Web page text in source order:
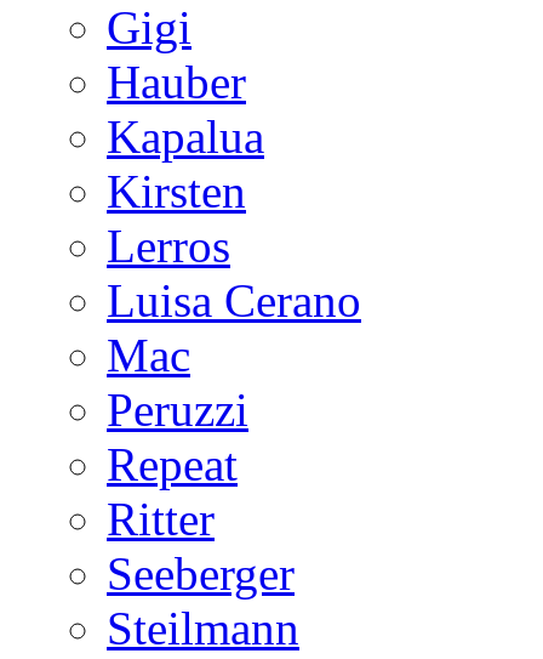
Gigi
Hauber
Kapalua
Kirsten
Lerros
Luisa Cerano
Mac
Peruzzi
Repeat
Ritter
Seeberger
Steilmann